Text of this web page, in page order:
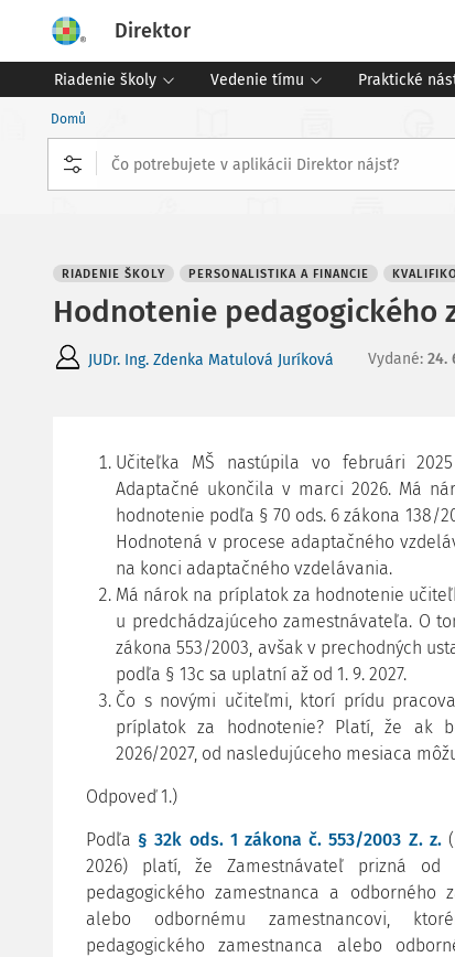
Direktor
Riadenie školy Vedenie tímu Praktické
Domů
RIADENIE ŠKOLY PERSONALISTIKA A FINANCIE
Hodnotenie pedagogického
JUDr. Ing. Zdenka Matulová Juríková Vydané: 24.
Učiteľka MŠ nastúpila vo februári
Adaptačné ukončila v marci 2026. Má
hodnotenie podľa § 70 ods. 6 zákona 138/
Hodnotená v procese adaptačného
na konci adaptačného vzdelávania.
Má nárok na príplatok za hodnotenie
u predchádzajúceho zamestnávateľa. O
zákona 553/2003, avšak v prechodných
podľa § 13c sa uplatní až od 1. 9. 2027.
Čo s novými učiteľmi, ktorí prídu
príplatok za hodnotenie? Platí, že ak
2026/2027, od nasledujúceho mesiaca
Odpoveď 1.)
Podľa § 32k ods. 1 zákona č. 553/2003 Z. z.
2026) platí, že Zamestnávateľ prizná
pedagogického zamestnanca a odborného
alebo odbornému zamestnancovi,
pedagogického zamestnanca alebo